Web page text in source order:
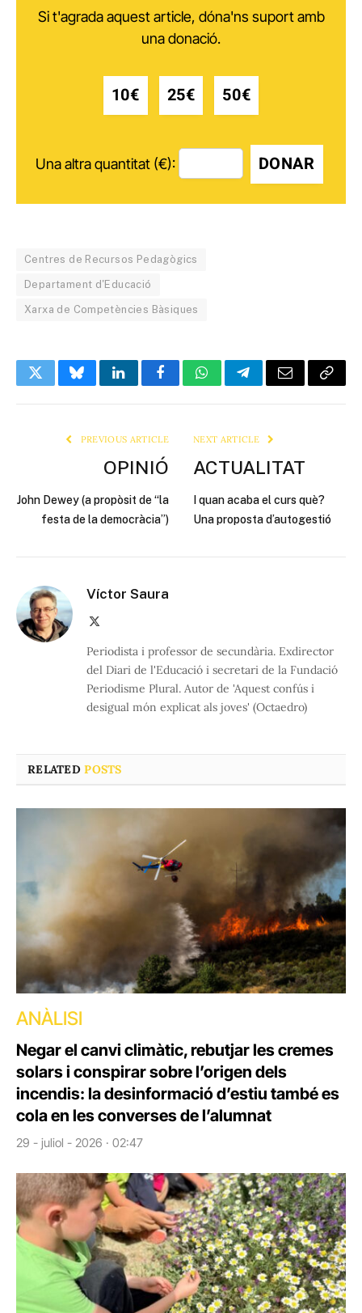
Si t'agrada aquest article, dóna'ns suport amb
una donació.
10€ 25€ 50€
Una altra quantitat (€): DONAR
Centres de Recursos Pedagògics
Departament d'Educació
Xarxa de Competències Bàsiques
TwitterBlueskyLinkedInFacebookWhatsAppTelegramEmail Copy
PREVIOUS ARTICLE
OPINIÓ
John Dewey (a propòsit de “la
festa de la democràcia”)
NEXT ARTICLE
ACTUALITAT
I quan acaba el curs què?
Una proposta d’autogestió
Víctor Saura
Periodista i professor de secundària. Exdirector
del Diari de l'Educació i secretari de la Fundació
Periodisme Plural. Autor de 'Aquest confús i
desigual món explicat als joves' (Octaedro)
RELATEDPOSTS
ANÀLISI
Negar el canvi climàtic, rebutjar les cremes
solars i conspirar sobre l’origen dels
incendis: la desinformació d’estiu també es
cola en les converses de l’alumnat
29 - juliol - 2026 · 02:47